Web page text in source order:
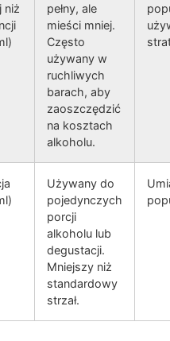
niż
pełny, ale
mieści mniej.
Często
używany w
ruchliwych
barach, aby
zaoszczędzić
na kosztach
alkoholu.
Używany do
pojedynczych
porcji
alkoholu lub
degustacji.
Mniejszy niż
standardowy
strzał.